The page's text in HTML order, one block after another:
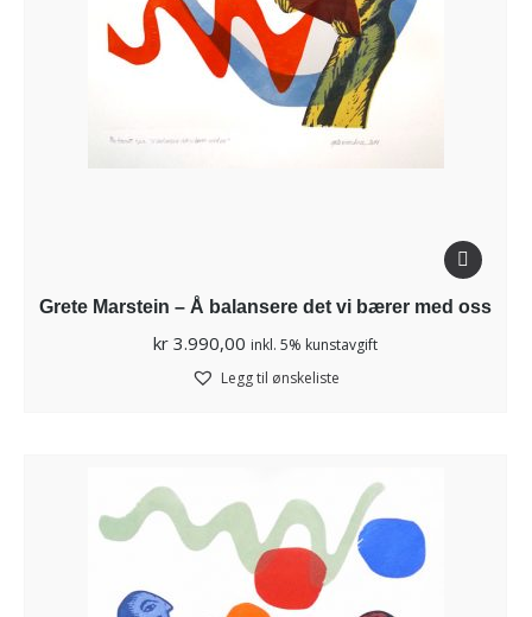
Grete Marstein – Å balansere det vi bærer med oss
kr 3.990,00 inkl. 5% kunstavgift
Legg til ønskeliste